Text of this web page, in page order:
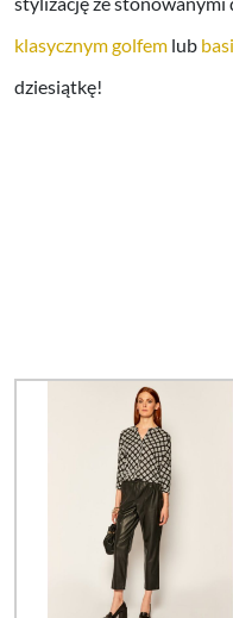
klasycznym golfem lub
dziesiątkę!